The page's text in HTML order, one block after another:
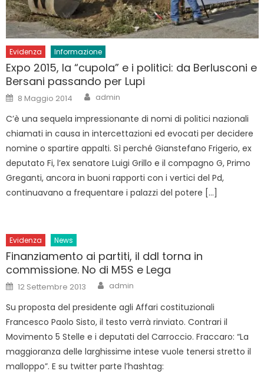
Evidenza Informazione
Expo 2015, la “cupola” e i politici: da Berlusconi e
Bersani passando per Lupi
Posted
on
8 Maggio 2014 Author
admin
C’è una sequela impressionante di nomi di politici nazionali
chiamati in causa in intercettazioni ed evocati per decidere
nomine o spartire appalti. Sì perché Gianstefano Frigerio, ex
deputato Fi, l’ex senatore Luigi Grillo e il compagno G, Primo
Greganti, ancora in buoni rapporti con i vertici del Pd,
continuavano a frequentare i palazzi del potere […]
Evidenza News
Finanziamento ai partiti, il ddl torna in
commissione. No di M5S e Lega
Posted
on
12 Settembre 2013 Author
admin
Su proposta del presidente agli Affari costituzionali
Francesco Paolo Sisto, il testo verrà rinviato. Contrari il
Movimento 5 Stelle e i deputati del Carroccio. Fraccaro: “La
maggioranza delle larghissime intese vuole tenersi stretto il
malloppo”. E su twitter parte l’hashtag: